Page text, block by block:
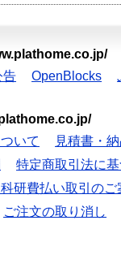
告 OpenBlocks
いて
見積書・
特定商取引法に
研費払い取引のご
ご注文の取り消し